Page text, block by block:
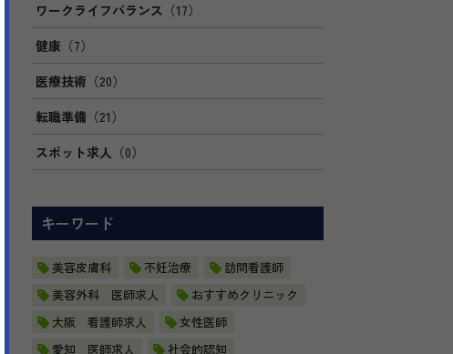
ワークライフバランス （17）
健康 （7）
医療技術 （20）
転職準備 （21）
スポット求人 （0）
キーワード
美容皮膚科 不妊治療
訪問看護師
美容外科 医師求人
おすすめクリニック
大阪 看護師求人
女性医師
愛知 医師求人
社会的認知